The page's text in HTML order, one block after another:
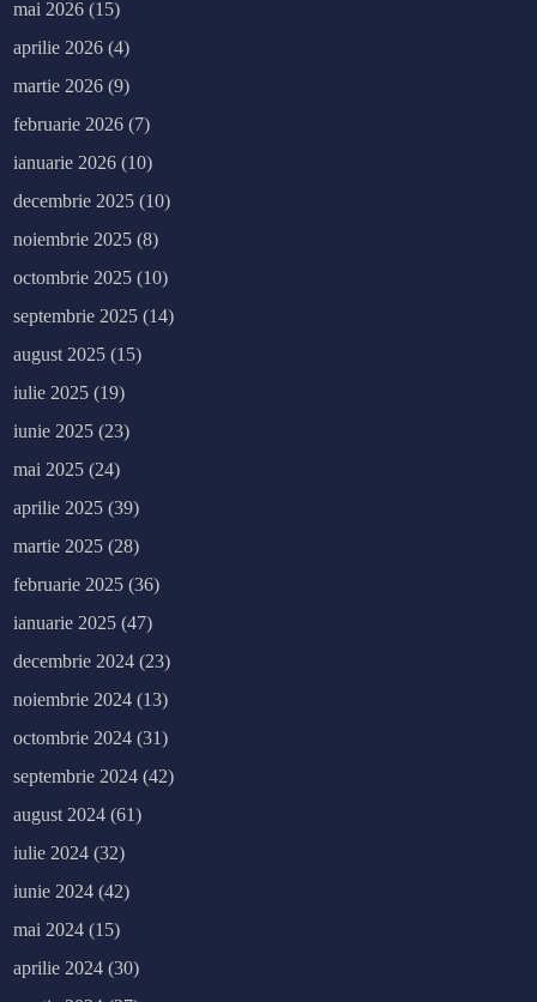
mai 2026 (15)
aprilie 2026 (4)
martie 2026 (9)
februarie 2026 (7)
ianuarie 2026 (10)
decembrie 2025 (10)
noiembrie 2025 (8)
octombrie 2025 (10)
septembrie 2025 (14)
august 2025 (15)
iulie 2025 (19)
iunie 2025 (23)
mai 2025 (24)
aprilie 2025 (39)
martie 2025 (28)
februarie 2025 (36)
ianuarie 2025 (47)
decembrie 2024 (23)
noiembrie 2024 (13)
octombrie 2024 (31)
septembrie 2024 (42)
august 2024 (61)
iulie 2024 (32)
iunie 2024 (42)
mai 2024 (15)
aprilie 2024 (30)